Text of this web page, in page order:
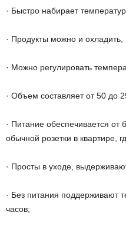
· Быстро набирает
· Продукты можно и охладить,
· Можно регулировать
· Объем составляет от 50 до
· Питание обеспечивается от
обычной розетки в квартире,
· Просты в уходе,
· Без питания поддерживают
часов;